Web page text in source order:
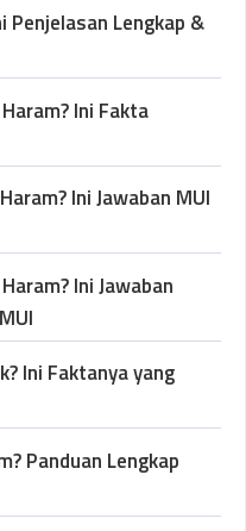
Penjelasan Lengkap &
Ini Fakta
Ini Jawaban MUI
Ini Jawaban
Ini Faktanya yang
Panduan Lengkap